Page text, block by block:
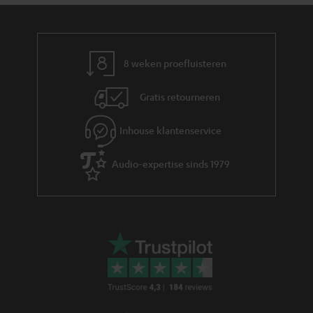
8 weken proefluisteren
Gratis retourneren
Inhouse klantenservice
Audio-expertise sinds 1979